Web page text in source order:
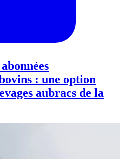
: une option
aubracs de la